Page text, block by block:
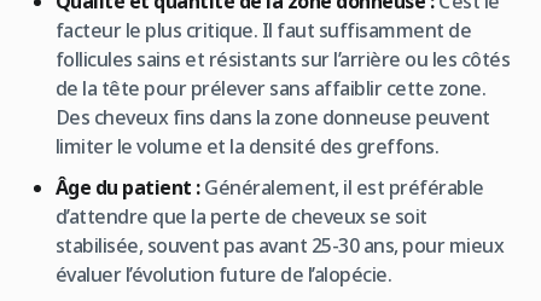
facteur le plus critique. Il faut suffisamment de
follicules sains et résistants sur l’arrière ou les côtés
de la tête pour prélever sans affaiblir cette zone.
Des cheveux fins dans la zone donneuse peuvent
limiter le volume et la densité des greffons.
Âge du patient :Généralement, il est préférable
d’attendre que la perte de cheveux se soit
stabilisée, souvent pas avant 25-30 ans, pour mieux
évaluer l’évolution future de l’alopécie.